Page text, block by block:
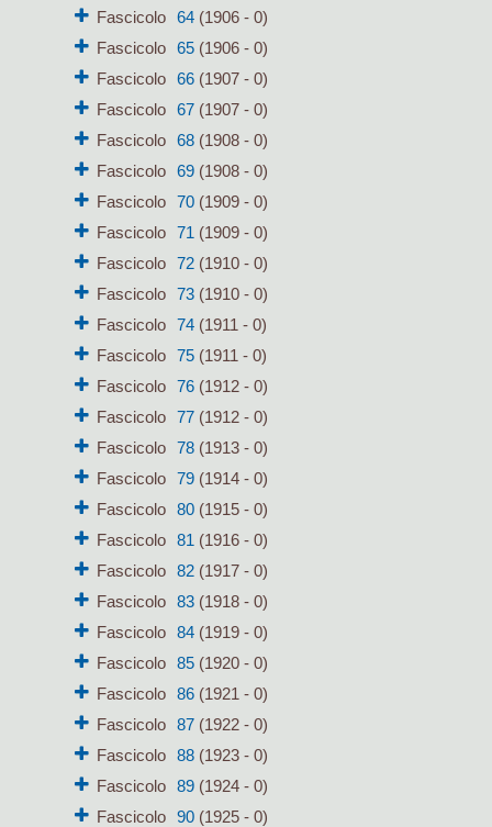
Fascicolo 64(1906 - 0)
Fascicolo
65(1906 - 0)
Fascicolo
66(1907 - 0)
Fascicolo
67(1907 - 0)
Fascicolo
68(1908 - 0)
Fascicolo
69(1908 - 0)
Fascicolo
70(1909 - 0)
Fascicolo
71 (1909 - 0)
Fascicolo
72(1910 - 0)
Fascicolo
73(1910 - 0)
Fascicolo
74(1911 - 0)
Fascicolo
75(1911 - 0)
Fascicolo
76(1912 - 0)
Fascicolo
77(1912 - 0)
Fascicolo
78(1913 - 0)
Fascicolo
79(1914 - 0)
Fascicolo
80(1915 - 0)
Fascicolo
81 (1916 - 0)
Fascicolo
82(1917 - 0)
Fascicolo
83(1918 - 0)
Fascicolo
84(1919 - 0)
Fascicolo
85(1920 - 0)
Fascicolo
86(1921 - 0)
Fascicolo
87(1922 - 0)
Fascicolo
88(1923 - 0)
Fascicolo
89(1924 - 0)
Fascicolo
90(1925 - 0)